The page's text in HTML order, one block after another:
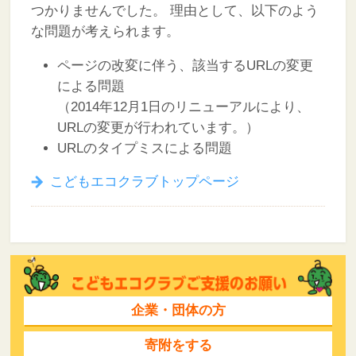
つかりませんでした。
理由として、以下のよう
な問題が考えられます。
ページの改変に伴う、該当するURLの変更
による問題
（2014年12月1日のリニューアルにより、
URLの変更が行われています。）
URLのタイプミスによる問題
こどもエコクラブトップページ
企業・団体の方
寄附をする